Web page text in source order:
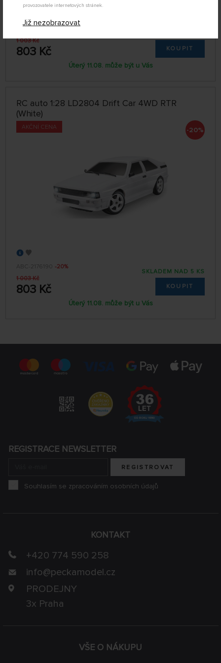
provozovatele internetových stránek.
Již nezobrazovat
1 003 Kč
803 Kč KOUPIT
Úterý 11.08. může být u Vás
RC auto 1:28 LD2804 Drift Car 4WD RTR
(White)
AKČNÍ CENA -20%
ABC-2176190
-20%
1 003 Kč
803 Kč
SKLADEM NAD 5 KS
KOUPIT
Úterý 11.08. může být u Vás
VŠE O NÁKUPU
KONTAKT
+420 774 590 258
info@peckamodel.cz
PRODEJNY
3x Praha
REGISTRACE NEWSLETTER
REGISTROVAT
Souhlasím se zpracováním osobních údajů